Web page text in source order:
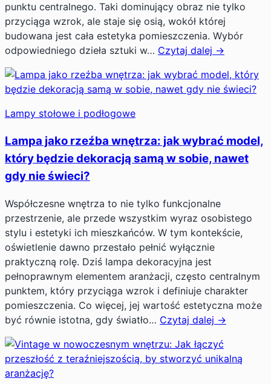
punktu centralnego. Taki dominujący obraz nie tylko
przyciąga wzrok, ale staje się osią, wokół której
budowana jest cała estetyka pomieszczenia. Wybór
odpowiedniego dzieła sztuki w… Czytaj dalej →
Lampy stołowe i podłogowe
Lampa jako rzeźba wnętrza: jak wybrać model,
który będzie dekoracją samą w sobie, nawet
gdy nie świeci?
Współczesne wnętrza to nie tylko funkcjonalne
przestrzenie, ale przede wszystkim wyraz osobistego
stylu i estetyki ich mieszkańców. W tym kontekście,
oświetlenie dawno przestało pełnić wyłącznie
praktyczną rolę. Dziś lampa dekoracyjna jest
pełnoprawnym elementem aranżacji, często centralnym
punktem, który przyciąga wzrok i definiuje charakter
pomieszczenia. Co więcej, jej wartość estetyczna może
być równie istotna, gdy światło… Czytaj dalej →